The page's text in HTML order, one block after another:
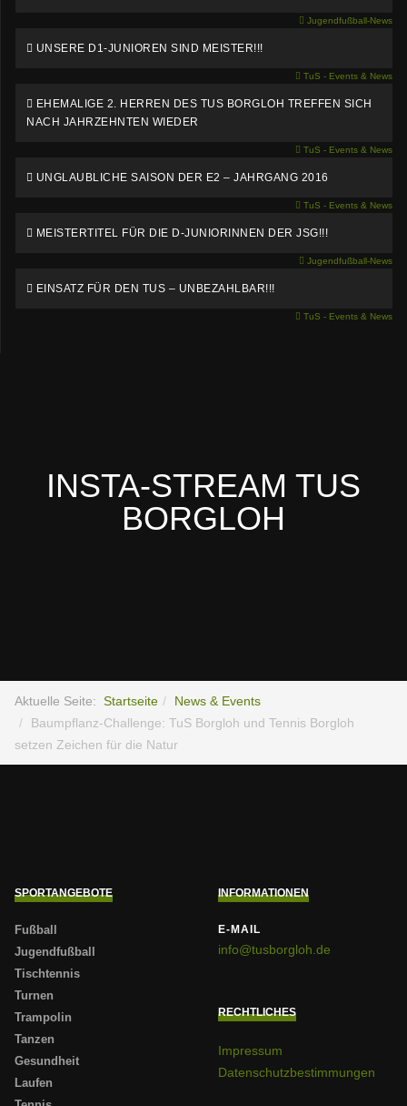
Jugendfußball-News
UNSERE D1-JUNIOREN SIND MEISTER!!!
TuS - Events & News
EHEMALIGE 2. HERREN DES TUS BORGLOH TREFFEN SICH
NACH JAHRZEHNTEN WIEDER
TuS - Events & News
UNGLAUBLICHE SAISON DER E2 – JAHRGANG 2016
TuS - Events & News
MEISTERTITEL FÜR DIE D-JUNIORINNEN DER JSG!!!
Jugendfußball-News
EINSATZ FÜR DEN TUS – UNBEZAHLBAR!!!
TuS - Events & News
INSTA-STREAM TUS
BORGLOH
Aktuelle Seite: Startseite
News & Events
Baumpflanz-Challenge: TuS Borgloh und Tennis Borgloh
setzen Zeichen für die Natur
SPORTANGEBOTE
Fußball
Jugendfußball
Tischtennis
Turnen
Trampolin
Tanzen
Gesundheit
Laufen
INFORMATIONEN
E-MAIL
info@tusborgloh.de
RECHTLICHES
Impressum
Datenschutzbestimmungen